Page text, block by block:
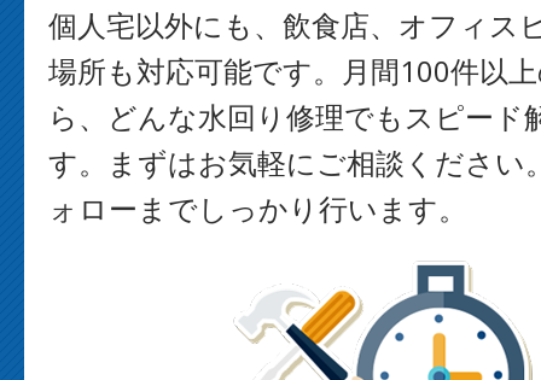
個人宅以外にも、飲食店、オフィス
場所も対応可能です。月間100件以
ら、どんな水回り修理でもスピード
す。まずはお気軽にご相談ください
ォローまでしっかり行います。